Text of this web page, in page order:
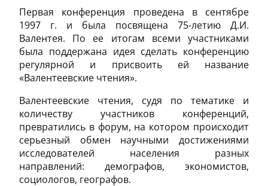
VII Валентеевские чтения
VI Валентеевские чтения
V Валентеевские чтения
IV Валентеевские чтения
III Валентеевские чтения
Первая конференция проведена в сентябре
1997 г. и была посвящена 75-летию Д.И.
Валентея. По ее итогам всеми участниками
была поддержана идея сделать конференцию
регулярной и присвоить ей название
«Валентеевские чтения».
Валентеевские чтения, судя по тематике и
количеству участников конференций,
превратились в форум, на котором происходит
серьезный обмен научными достижениями
исследователей населения разных
направлений: демографов, экономистов,
социологов, географов.